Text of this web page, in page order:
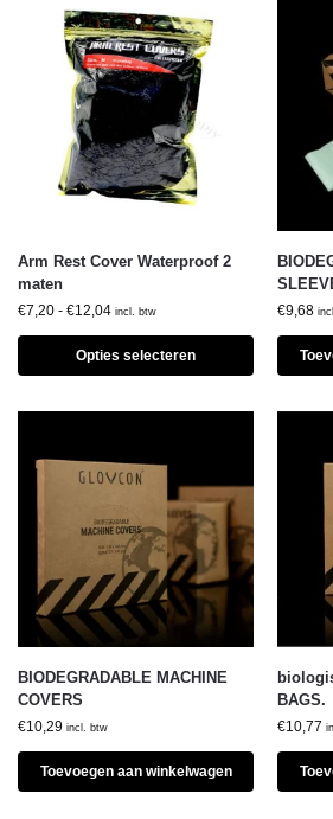
Arm Rest Cover Waterproof 2
maten
€7,20 - €12,04 incl. btw
Opties selecteren
€9,68
BIODEGRADABLE MACHINE
COVERS
€10,29 incl. btw
Toevoegen aan winkelwagen
BAGS.
€10,77